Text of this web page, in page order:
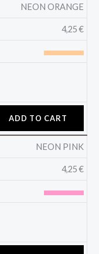
NEON ORANGE
4,25€
ADD TO CART
NEON PINK
4,25€